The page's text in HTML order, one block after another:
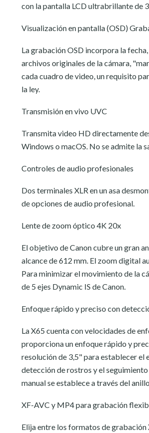
con la pantalla LCD ultrabrillante de
Visualización en pantalla (OSD)
La grabación OSD incorpora la
archivos originales de la cámara,
cada cuadro de video, un requisito
la ley.
Transmisión en vivo UVC
Transmita video HD directamente
Windows o macOS. No se admite la
Controles de audio profesionales
Dos terminales XLR en un asa
de opciones de audio profesional.
Lente de zoom óptico 4K 20x
El objetivo de Canon cubre un gran
alcance de 612 mm. El zoom digital
Para minimizar el movimiento de la
de 5 ejes Dynamic IS de Canon.
Enfoque rápido y preciso con
La X65 cuenta con velocidades de
proporciona un enfoque rápido y
resolución de 3,5" para establecer el
detección de rostros y el
manual se establece a través del
XF-AVC y MP4 para grabación
Elija entre los formatos de